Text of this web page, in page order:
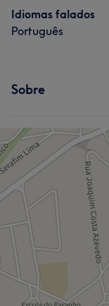
Portfólio
Idiomas falados
Português
Sobre